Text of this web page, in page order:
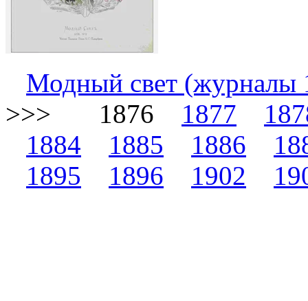
Модный свет (журналы
>>> 1876 1877
1884
1885 1886
1895
1896 1902